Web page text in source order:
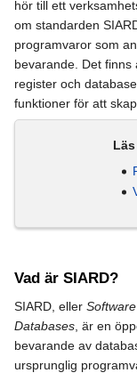
hör till ett
om standarden
programvaror som
bevarande. Det
register och
funktioner för att
Vad är SIARD?
SIARD, eller
Databases , är en
bevarande av
ursprunglig